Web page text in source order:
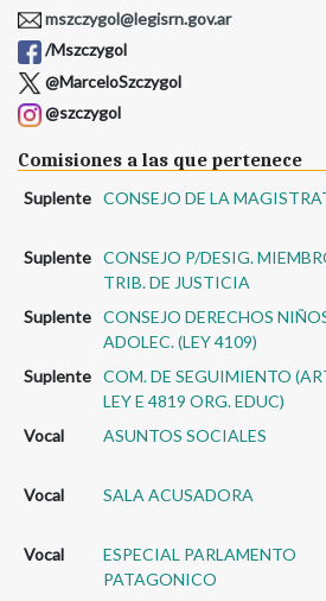
mszczygol@legisrn.gov.ar
/Mszczygol
@MarceloSzczygol
@szczygol
Comisiones a las que pertenece
Suplente CONSEJO DE LA
Suplente
CONSEJO P/DESIG.
TRIB. DE JUSTICIA
Suplente
CONSEJO DERECHOS
ADOLEC. (LEY 4109)
Suplente
COM. DE SEGUIMIENTO
LEY E 4819 ORG. EDUC)
Vocal
ASUNTOS SOCIALES
Vocal
SALA ACUSADORA
Vocal
ESPECIAL PARLAMENTO
PATAGONICO